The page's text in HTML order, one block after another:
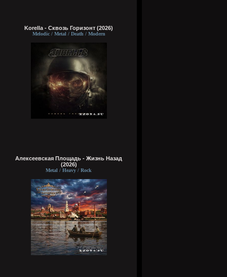
Korella - Сквозь Горизонт (2026)
Melodic / Metal / Death / Modern
Алексеевская Площадь - Жизнь Назад
(2026)
Metal / Heavy / Rock